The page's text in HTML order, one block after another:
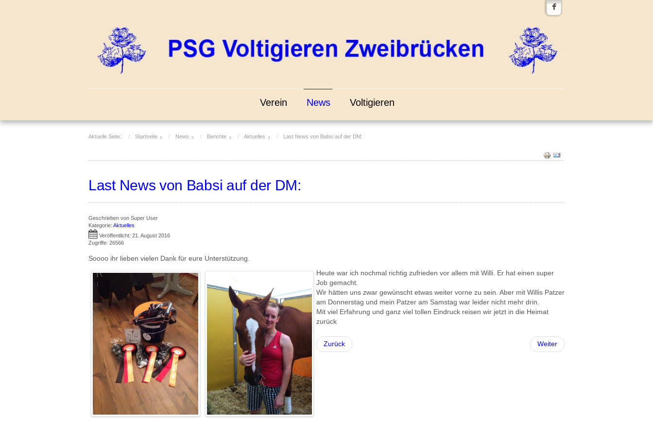
Verein News Voltigieren
Aktuelle Seite: Startseite News Berichte Aktuelles Last News von Babsi auf der DM:
Last News von Babsi auf der DM:
Geschrieben von Super User
Kategorie: Aktuelles
Veröffentlicht: 21. August 2016
Zugriffe: 26566
Soooo ihr lieben vielen Dank für eure Unterstützung.
Heute war ich nochmal richtig zufrieden vor allem mit Willi. Er hat einen super
Job gemacht.
Wir hätten uns zwar gewünscht etwas weiter vorne zu sein. Aber mit Willis Patzer
am Donnerstag und mein Patzer am Samstag war leider nicht mehr drin.
Mit viel Erfahrung und ganz viel tollen Eindruck reisen wir jetzt in die Heimat
zurück
Zurück Weiter